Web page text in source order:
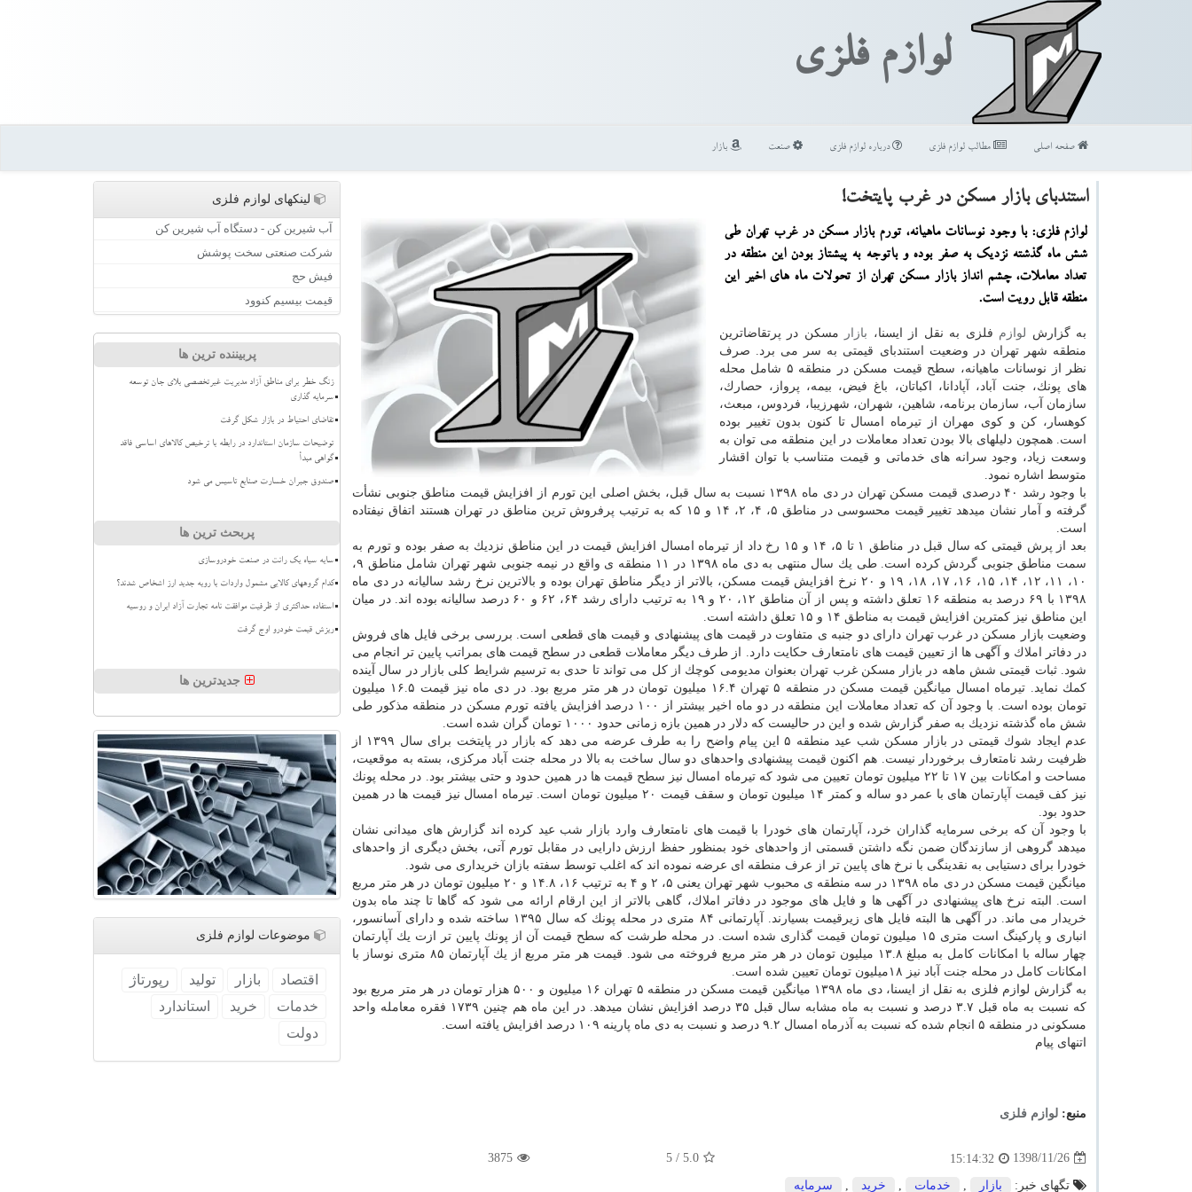
لوازم فلزی
صفحه اصلی مطالب لوازم فلزی درباره لوازم فلزی صنعت بازار
استندبای بازار مسكن در غرب پایتخت!
لوازم فلزی: با وجود نوسانات ماهیانه، تورم بازار مسكن در غرب تهران طی
شش ماه گذشته نزدیك به صفر بوده و باتوجه به پیشتاز بودن این منطقه در
تعداد معاملات، چشم انداز بازار مسكن تهران از تحولات ماه های اخیر این
منطقه قابل رویت است.
به گزارش لوازم فلزی به نقل از ایسنا، بازار
مسكن در پرتقاضاترین
منطقه شهر تهران در وضعیت استندبای قیمتی به سر می برد. صرف
نظر از نوسانات ماهیانه، سطح قیمت مسكن در منطقه ۵ شامل محله
های پونك، جنت آباد، آپادانا، اكباتان، باغ فیض، بیمه، پرواز، حصارك،
سازمان آب، سازمان برنامه، شاهین، شهران، شهرزیبا، فردوس، مبعث،
كوهسار، كن و كوی مهران از تیرماه امسال تا كنون بدون تغییر بوده
است. همچون دلیلهای بالا بودن تعداد معاملات در این منطقه می توان به
وسعت زیاد، وجود سرانه های خدماتی و قیمت متناسب با توان اقشار
متوسط اشاره نمود.
با وجود رشد ۴۰ درصدی قیمت مسكن تهران در دی ماه ۱۳۹۸ نسبت به سال قبل، بخش اصلی این تورم از افزایش قیمت مناطق جنوبی نشأت
گرفته و آمار نشان میدهد تغییر قیمت محسوسی در مناطق ۵، ۴، ۲، ۱۴ و ۱۵ كه به ترتیب پرفروش ترین مناطق در تهران هستند اتفاق نیفتاده
است.
بعد از پرش قیمتی كه سال قبل در مناطق ۱ تا ۵، ۱۴ و ۱۵ رخ داد از تیرماه امسال افزایش قیمت در این مناطق نزدیك به صفر بوده و تورم به
سمت مناطق جنوبی گردش كرده است. طی یك سال منتهی به دی ماه ۱۳۹۸ در ۱۱ منطقه ی واقع در نیمه جنوبی شهر تهران شامل مناطق ۹،
۱۰، ۱۱، ۱۲، ۱۴، ۱۵، ۱۶، ۱۷، ۱۸، ۱۹ و ۲۰ نرخ افزایش قیمت مسكن، بالاتر از دیگر مناطق تهران بوده و بالاترین نرخ رشد سالیانه در دی ماه
۱۳۹۸ با ۶۹ درصد به منطقه ۱۶ تعلق داشته و پس از آن مناطق ۱۲، ۲۰ و ۱۹ به ترتیب دارای رشد ۶۴، ۶۲ و ۶۰ درصد سالیانه بوده اند. در میان
این مناطق نیز كمترین افزایش قیمت به مناطق ۱۴ و ۱۵ تعلق داشته است.
وضعیت بازار مسكن در غرب تهران دارای دو جنبه ی متفاوت در قیمت های پیشنهادی و قیمت های قطعی است. بررسی برخی فایل های فروش
در دفاتر املاك و آگهی ها از تعیین قیمت های نامتعارف حكایت دارد. از طرف دیگر معاملات قطعی در سطح قیمت های بمراتب پایین تر انجام می
شود. ثبات قیمتی شش ماهه در بازار مسكن غرب تهران بعنوان مدیومی كوچك از كل می تواند تا حدی به ترسیم شرایط كلی بازار در سال آینده
كمك نماید. تیرماه امسال میانگین قیمت مسكن در منطقه ۵ تهران ۱۶.۴ میلیون تومان در هر متر مربع بود. در دی ماه نیز قیمت ۱۶.۵ میلیون
تومان بوده است. با وجود آن كه تعداد معاملات این منطقه در دو ماه اخیر بیشتر از ۱۰۰ درصد افزایش یافته تورم مسكن در منطقه مذكور طی
شش ماه گذشته نزدیك به صفر گزارش شده و این در حالیست كه دلار در همین بازه زمانی حدود ۱۰۰۰ تومان گران شده است.
عدم ایجاد شوك قیمتی در بازار مسكن شب عید منطقه ۵ این پیام واضح را به طرف عرضه می دهد كه بازار در پایتخت برای سال ۱۳۹۹ از
ظرفیت رشد نامتعارف برخوردار نیست. هم اكنون قیمت پیشنهادی واحدهای دو سال ساخت به بالا در محله جنت آباد مركزی، بسته به موقعیت،
مساحت و امكانات بین ۱۷ تا ۲۲ میلیون تومان تعیین می شود كه تیرماه امسال نیز سطح قیمت ها در همین حدود و حتی بیشتر بود. در محله پونك
نیز كف قیمت آپارتمان های با عمر دو ساله و كمتر ۱۴ میلیون تومان و سقف قیمت ۲۰ میلیون تومان است. تیرماه امسال نیز قیمت ها در همین
حدود بود.
با وجود آن كه برخی سرمایه گذاران خرد، آپارتمان های خودرا با قیمت های نامتعارف وارد بازار شب عید كرده اند گزارش های میدانی نشان
میدهد گروهی از سازندگان ضمن نگه داشتن قسمتی از واحدهای خود بمنظور حفظ ارزش دارایی در مقابل تورم آتی، بخش دیگری از واحدهای
خودرا برای دستیابی به نقدینگی با نرخ های پایین تر از عرف منطقه ای عرضه نموده اند كه اغلب توسط سفته بازان خریداری می شود.
میانگین قیمت مسكن در دی ماه ۱۳۹۸ در سه منطقه ی محبوب شهر تهران یعنی ۵، ۲ و ۴ به ترتیب ۱۶، ۱۴.۸ و ۲۰ میلیون تومان در هر متر مربع
است. البته نرخ های پیشنهادی در آگهی ها و فایل های موجود در دفاتر املاك، گاهی بالاتر از این ارقام ارائه می شود كه گاها تا چند ماه بدون
خریدار می ماند. در آگهی ها البته فایل های زیرقیمت بسیارند. آپارتمانی ۸۴ متری در محله پونك كه سال ۱۳۹۵ ساخته شده و دارای آسانسور،
انباری و پاركینگ است متری ۱۵ میلیون تومان قیمت گذاری شده است. در محله طرشت كه سطح قیمت آن از پونك پایین تر ازت یك آپارتمان
چهار ساله با امكانات كامل به مبلغ ۱۳.۸ میلیون تومان در هر متر مربع فروخته می شود. قیمت هر متر مربع از یك آپارتمان ۸۵ متری نوساز با
امكانات كامل در محله جنت آباد نیز ۱۸میلیون تومان تعیین شده است.
به گزارش لوازم فلزی به نقل از ایسنا، دی ماه ۱۳۹۸ میانگین قیمت مسكن در منطقه ۵ تهران ۱۶ میلیون و ۵۰۰ هزار تومان در هر متر مربع بود
كه نسبت به ماه قبل ۳.۷ درصد و نسبت به ماه مشابه سال قبل ۳۵ درصد افزایش نشان میدهد. در این ماه هم چنین ۱۷۳۹ فقره معامله واحد
مسكونی در منطقه ۵ انجام شده كه نسبت به آذرماه امسال ۹.۲ درصد و نسبت به دی ماه پارینه ۱۰۹ درصد افزایش یافته است.
اتنهای پیام
منبع: لوازم فلزی
1398/11/26
15:14:32
5.0
/ 5
3875
تگهای خبر: بازار خدمات خرید سرمایه
لینکهای لوازم فلزی
آب شیرین کن - دستگاه آب شیرین کن
شرکت صنعتی سخت پوشش
فیش حج
قیمت بیسیم کنوود
پربیننده ترین ها
زنگ خطر برای مناطق آزاد مدیریت غیرتخصصی بلای جان توسعه
سرمایه گذاری
تقاضای احتیاط در بازار شکل گرفت
توضیحات سازمان استاندارد در رابطه با ترخیص کالاهای اساسی فاقد
گواهی مبدأ
صندوق جبران خسارت صنایع تاسیس می شود
پربحث ترین ها
سایه سیاه یک رانت در صنعت خودروسازی
کدام گروههای کالایی مشمول واردات با رویه جدید ارز اشخاص شدند؟
استفاده حداکثری از ظرفیت موافقت نامه تجارت آزاد ایران و روسیه
ریزش قیمت خودرو اوج گرفت
جدیدترین ها
موضوعات لوازم فلزی
اقتصاد بازار تولید
رپورتاژ
خدمات
خرید
استاندارد
دولت